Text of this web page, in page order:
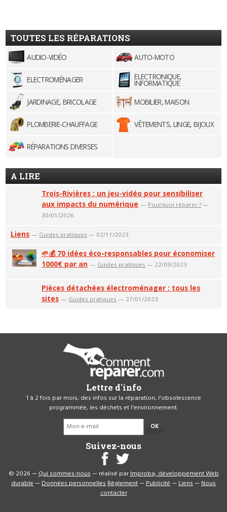
TOUTES LES RÉPARATIONS
AUDIO-VIDÉO AUTO-MOTO
ELECTROMÉNAGER ELECTRONIQUE,
INFORMATIQUE
JARDINAGE, BRICOLAGE
MOBILIER, MAISON
PLOMBERIE-CHAUFFAGE VÊTEMENTS, LINGE, BIJOUX
RÉPARATIONS DIVERSES
A LIRE
Trois-Rivières : un jeu-vidéo pour sensibiliser
aux impacts du numérique — Pourquoi réparer ? —
30/01/2026
Liens — Guides pratiques — 02/11/2023
🌱💰 70 idées éco-responsables pour économiser
1000€ par an — Guides pratiques — 22/09/2023
Pièces détachées électroménager : tous les
sites — Guides pratiques — 27/01/2023
Lettre d'info
1 à 2 fois par mois, des infos sur la réparation, l'obsolescence
programmée, les déchets et l'environnement.
OK
Suivez-nous
© 2026 —Qui sommes-nous— réalisé parImproba, développement Web
durable—Données personnellesRèglement—Publicité—Liens—Nous
contacter